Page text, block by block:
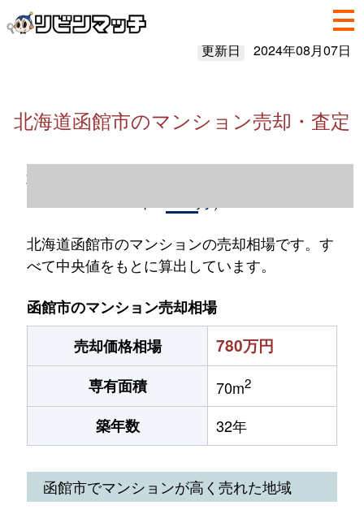
更新日 2024年08月07日
北海道函館市のマンション売却・査定
北海道函館市のマンション売却情報（2023
北海道函館市のマンションの売却相場です。す
べて中央値をもとに算出しています。
函館市のマンション売却相場
売却価格相場
780万円
専有面積 70m2
築年数 32年
函館市でマンションが高く売れた地域